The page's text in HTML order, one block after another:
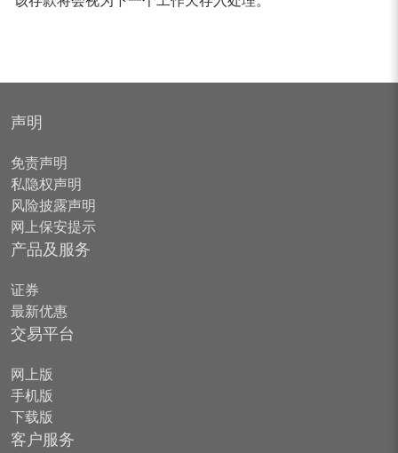
声明
免责声明
私隐权声明
风险披露声明
网上保安提示
产品及服务
证券
最新优惠
交易平台
网上版
手机版
下载版
客户服务